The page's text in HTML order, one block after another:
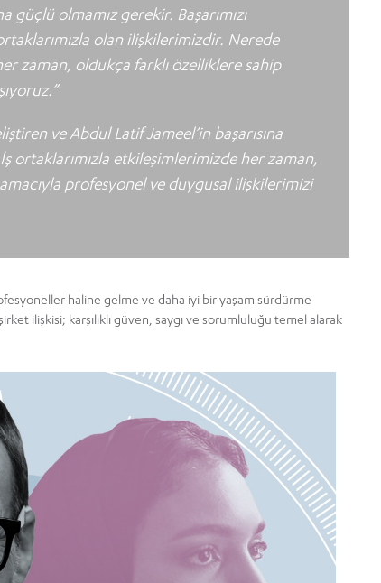
olmamız gerekir. Başarımızı
olan ilişkilerimizdir. Nerede
zaman, oldukça farklı özelliklere sahip
ve Abdul Latif Jameel’in başarısına
ortaklarımızla etkileşimlerimizde her zaman,
profesyonel ve duygusal ilişkilerimizi
haline gelme ve daha iyi bir yaşam sürdürme
ilişkisi; karşılıklı güven, saygı ve sorumluluğu temel alarak